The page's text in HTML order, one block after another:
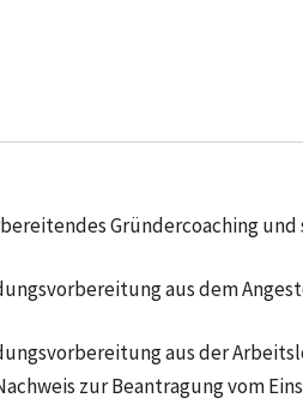
Gründercoaching
aus dem
aus der
zur Beantragung vom